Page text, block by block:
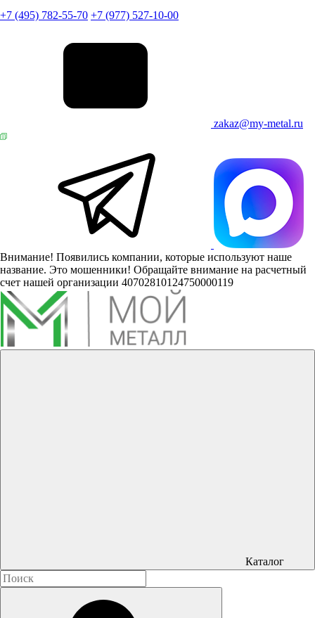
+7 (495) 782-55-70 +7 (977) 527-10-00
zakaz@my-metal.ru
Внимание! Появились компании, которые используют наше
название. Это мошенники! Обращайте внимание на расчетный
счет нашей организации 40702810124750000119
Каталог